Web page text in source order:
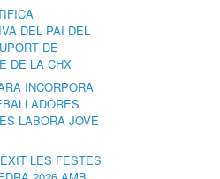
DEL PAI DEL
DE
DE LA CHX
INCORPORA
LABORA JOVE
LES FESTES